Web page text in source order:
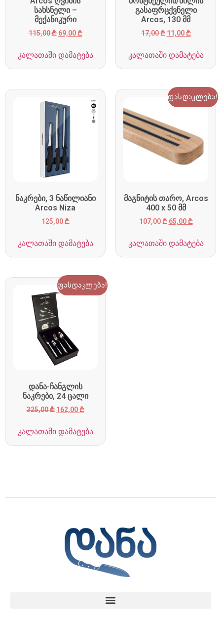
სახსნელი –
მექანიკური
115,00₾ 69,00₾
კალათაში დამატება
გასაფრცქვნელი
Arcos, 130 მმ
17,00₾ 11,00₾
კალათაში დამატება
ნაკრები, 3 ნაწილიანი
Arcos Niza
125,00₾
კალათაში დამატება
ფასდაკლება!
მაგნიტის თარო, Arcos
400 x 50 მმ
107,00₾ 65,00₾
კალათაში დამატება
ფასდაკლება!
დანა-ჩანგლის
ნაკრები, 24 ცალი
325,00₾ 162,00₾
კალათაში დამატება